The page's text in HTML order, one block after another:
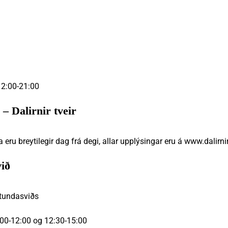
21:00
– Dalirnir tveir
breytilegir dag frá degi, allar upplýsingar eru á
12:00 og 12:30-15:00